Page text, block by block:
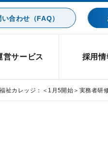
合わせ（FAQ）
営サービス 採用情
祉カレッジ：＜1月5開始＞実務者